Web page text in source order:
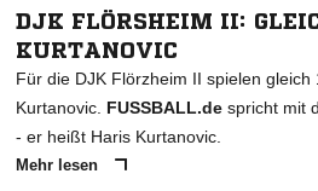
DJK FLÖRSHEIM II:
KURTANOVIC
Für die DJK Flörzheim II spielen gleich
Kurtanovic. FUSSBALL.de spricht mit
- er heißt Haris Kurtanovic.
Mehr lesen